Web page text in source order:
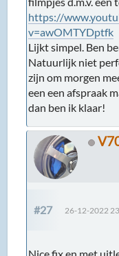
#27 26-12-2022
Nice fix en met
garantie tochn
fatsoenlijk bedrijf?
Misschien op
Succes met de
uitkomen.